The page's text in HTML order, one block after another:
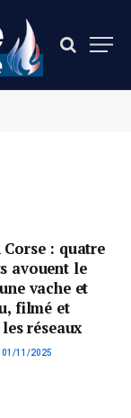
: quatre
avouent le
vache et
filmé et
réseaux
01/11/2025